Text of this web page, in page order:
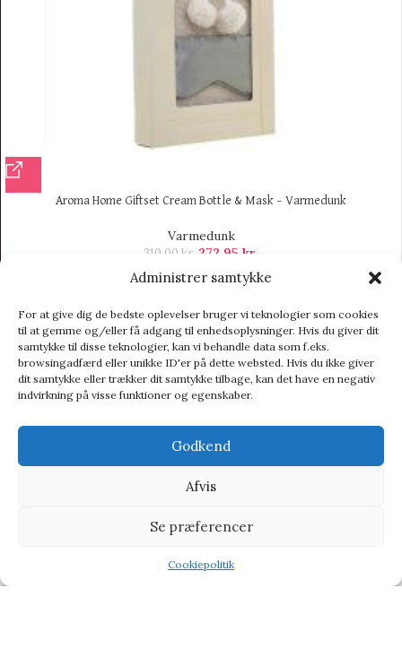
Administrer samtykke
For at give dig de bedste oplevelser bruger vi teknologier som cookies
til at gemme og/eller få adgang til enhedsoplysninger. Hvis du giver dit
samtykke til disse teknologier, kan vi behandle data som f.eks.
browsingadfærd eller unikke ID'er på dette websted. Hvis du ikke giver
dit samtykke eller trækker dit samtykke tilbage, kan det have en negativ
indvirkning på visse funktioner og egenskaber.
Godkend
Afvis
Se præferencer
Cookiepolitik
Aroma Home Giftset Cream Bottle & Mask – Varmedunk
Varmedunk
310,00 kr. 272,95 kr.
procenter når du handler fra vores partner side
TILBUD PÅ GAVER